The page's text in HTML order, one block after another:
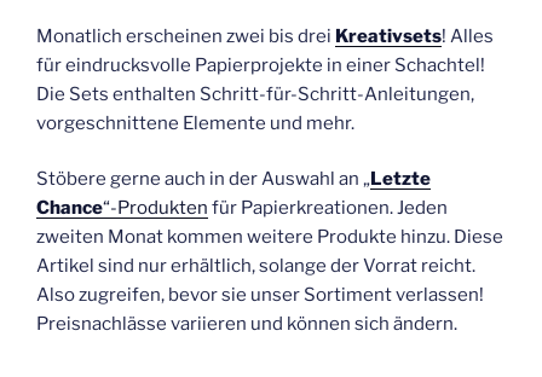
Monatlich erscheinen zwei bis drei Kreativsets! Alles
für eindrucksvolle Papierprojekte in einer Schachtel!
Die Sets enthalten Schritt-für-Schritt-Anleitungen,
vorgeschnittene Elemente und mehr.
Stöbere gerne auch in der Auswahl an „Letzte
Chance“-Produkten für Papierkreationen. Jeden
zweiten Monat kommen weitere Produkte hinzu. Diese
Artikel sind nur erhältlich, solange der Vorrat reicht.
Also zugreifen, bevor sie unser Sortiment verlassen!
Preisnachlässe variieren und können sich ändern.